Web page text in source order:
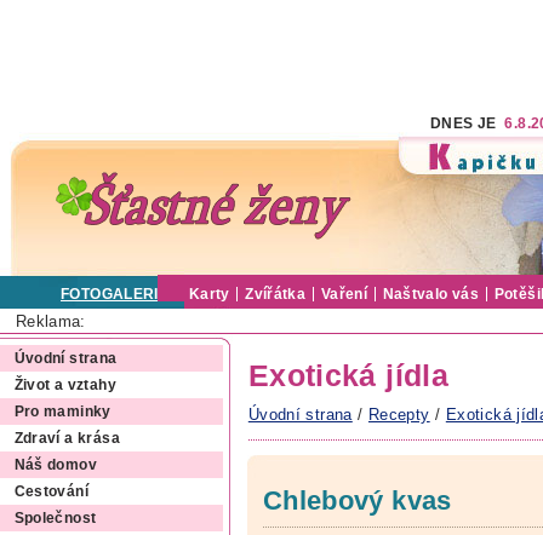
DNES JE
FOTOGALERIE Karty Zvířátka Vaření Naštvalo vás
Reklama:
Úvodní strana
Život a vztahy
Pro maminky
Zdraví a krása
Náš domov
Cestování
Společnost
Exotická jídla
Úvodní strana / Recepty / Exotická
Chlebový kvas